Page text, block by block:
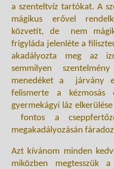
a szenteltvíz tartókat. A
mágikus erővel
közvetít, de nem
frigyláda jelenléte a
akadályozta meg az
semmilyen
menedéket a járvány
felismerte a
gyermekágyi láz
fontos a
megakadályozásán
Azt kívánom minden
miközben megtesszük